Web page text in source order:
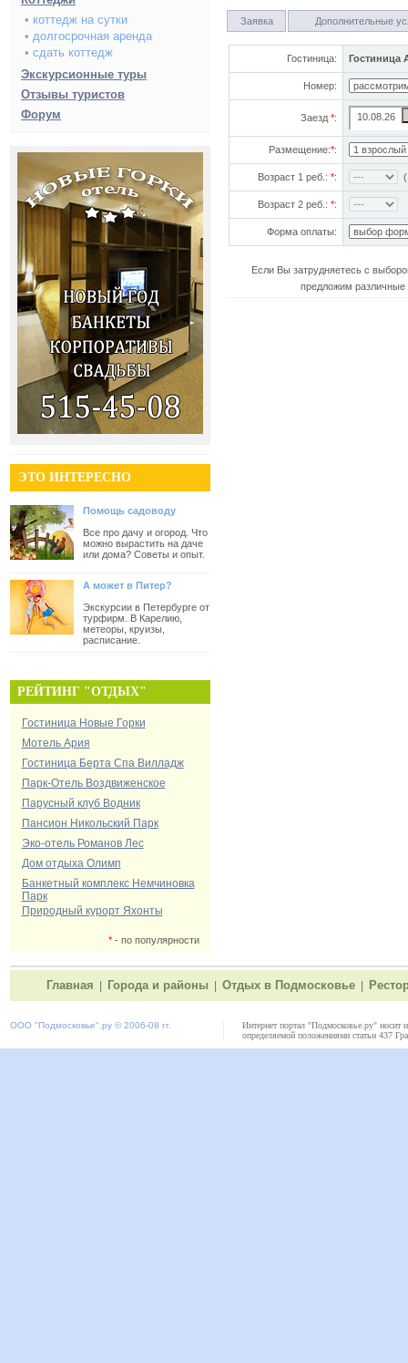
• коттедж на сутки
• долгосрочная аренда
• сдать коттедж
Экскурсионные туры
Отзывы туристов
Форум
ЭТО ИНТЕРЕСНО
Помощь садоводу
Все про дачу и огород. Что
можно вырастить на даче
или дома? Советы и опыт.
А может в Питер?
Экскурсии в Петербурге от
турфирм. В Карелию,
метеоры, круизы,
расписание.
РЕЙТИНГ "ОТДЫХ"
Гостиница Новые Горки
Мотель Ария
Гостиница Берта Спа Вилладж
Парк-Отель Воздвиженское
Парусный клуб Водник
Пансион Никольский Парк
Эко-отель Романов Лес
Дом отдыха Олимп
Банкетный комплекс Немчиновка
Парк
Природный курорт Яхонты
*- по популярности
Заявка Дополнительные
Гостиница: Гостиница
Номер:
Заезд *:
Размещение:*:
Возраст 1 реб.: *:
Возраст 2 реб.: *:
Форма оплаты:
Если Вы затрудняетесь с
предложим различные
Главная Города и районы Отдых в Подмосковье
ООО "Подмосковье" .ру © 2006-08 гг.
Интернет портал "Подмосковье.ру" носит
определяемой положениями статьи 437